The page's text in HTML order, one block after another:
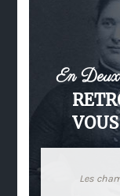
En
Les